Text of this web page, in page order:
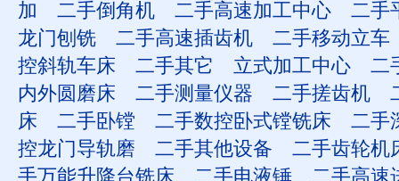
加
二手倒角机 二手高速加工中心
二手
龙门刨铣
二手高速插齿机
二手移动立车
控斜轨车床
二手其它 立式加工中心
二
内外圆磨床
二手测量仪器 二手搓齿机
床
二手卧镗 二手数控卧式镗铣床
二手
控龙门导轨磨
二手其他设备
二手齿轮机
手万能升降台铣床
二手电液锤
二手高速